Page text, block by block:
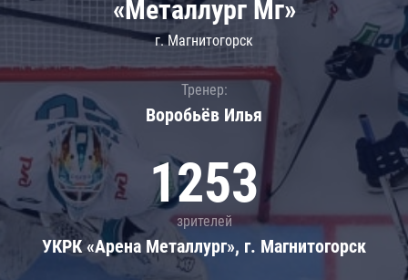
«Металлург Мг»
г. Магнитогорск
Тренер:
Воробьёв Илья
1253
зрителей
УКРК «Арена Металлург», г. Магнитогорск